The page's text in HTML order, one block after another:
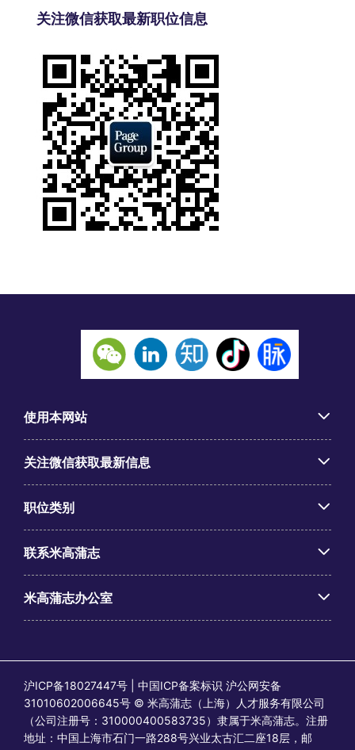
关注微信获取最新职位信息
使用本网站
关注微信获取最新信息
职位类别
联系米高蒲志
米高蒲志办公室
沪ICP备18027447号 | 中国ICP备案标识 沪公网安备
31010602006645号 © 米高蒲志（上海）人才服务有限公司
（公司注册号：310000400583735）隶属于米高蒲志。注册
地址：中国上海市石门一路288号兴业太古汇二座18层，邮